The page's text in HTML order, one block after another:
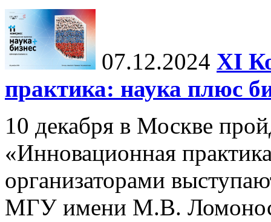
07.12.2024 ХI
практика: наука плюс
10 декабря в Москве
«Инновационная
организаторами
МГУ имени М.В.